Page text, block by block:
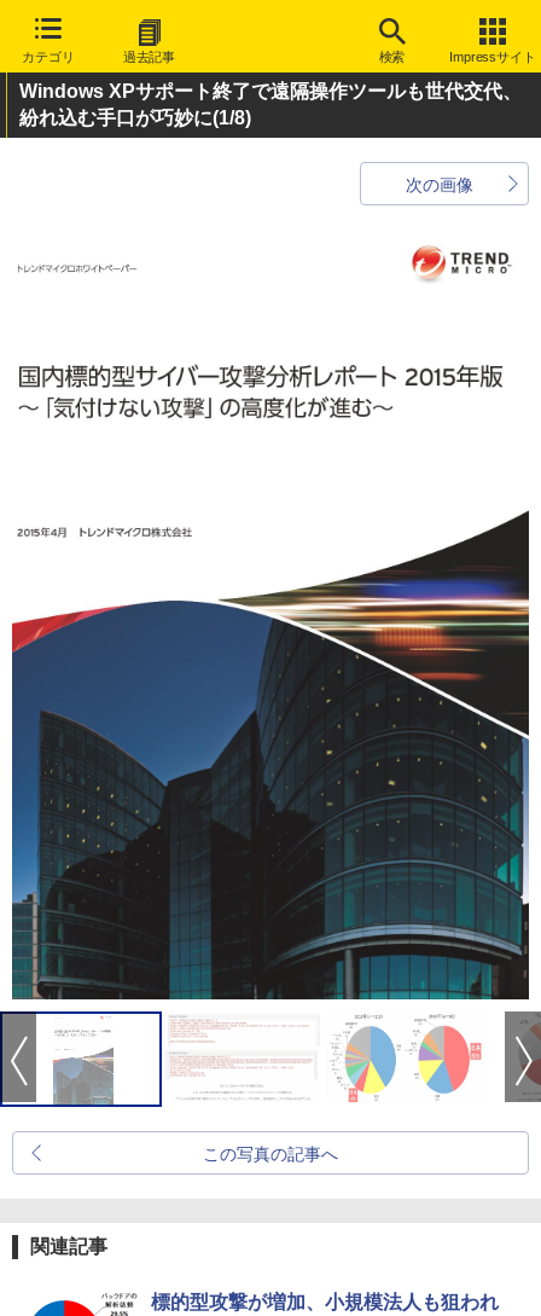
カテゴリ 過去記事 検索 Impressサイト
Windows XPサポート終了で遠隔操作ツールも世代交代、
紛れ込む手口が巧妙に(1/8)
次の画像
この写真の記事へ
関連記事
標的型攻撃が増加、小規模法人も狙われ